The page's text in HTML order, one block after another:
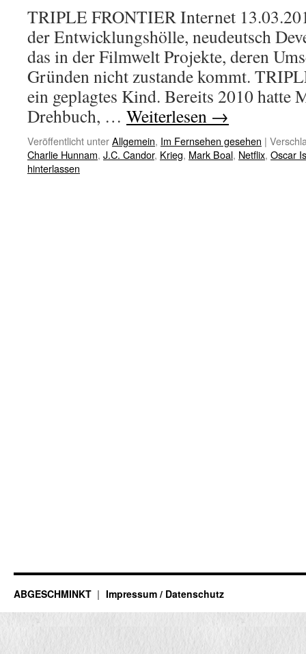
TRIPLE FRONTIER Internet
der Entwicklungshölle, neudeutsch
das in der Filmwelt Projekte, deren
Gründen nicht zustande kommt.
ein geplagtes Kind. Bereits 2010 hatte
Drehbuch, … Weiterlesen →
Veröffentlicht unterAllgemein, Im Fernsehen gesehen |
Charlie Hunnam, J.C. Candor, Krieg, Mark Boal, Netflix, Oscar
hinterlassen
ABGESCHMINKT Impressum / Datenschutz